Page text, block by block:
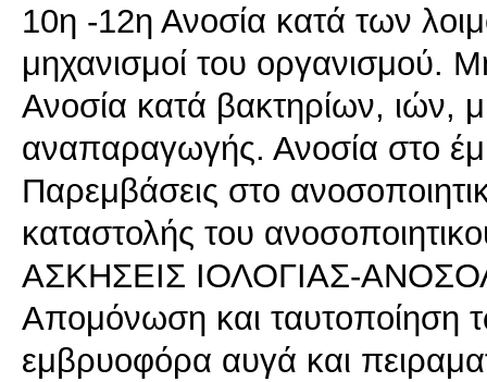
10η -12η Ανοσία κατά των
μηχανισμοί του οργανισμού.
Ανοσία κατά βακτηρίων, ιών,
αναπαραγωγής. Ανοσία στο
Παρεμβάσεις στο
καταστολής του
ΑΣΚΗΣΕΙΣ ΙΟΛΟΓΙΑΣ-
Απομόνωση και ταυτοποίηση
εμβρυοφόρα αυγά και